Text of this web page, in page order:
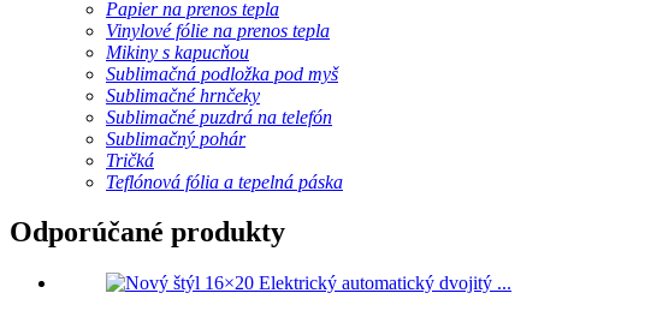
Papier na prenos tepla
Vinylové fólie na prenos tepla
Mikiny s kapucňou
Sublimačná podložka pod myš
Sublimačné hrnčeky
Sublimačné puzdrá na telefón
Sublimačný pohár
Tričká
Teflónová fólia a tepelná páska
Odporúčané produkty